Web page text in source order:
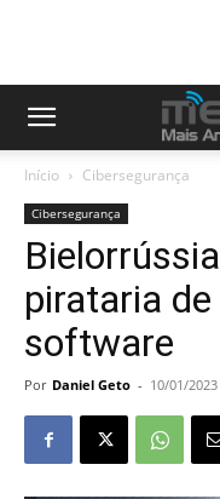
Início Cibersegurança
Cibersegurança
pirataria
software
Por Daniel Geto - 10/01/2023